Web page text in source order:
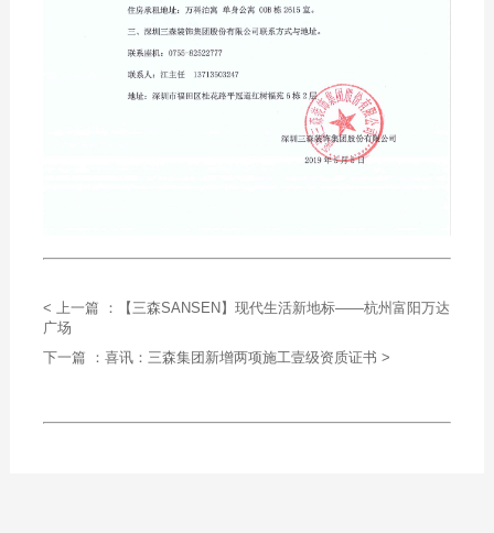
< 上一篇 ：【三森SANSEN】现代生活新地标——杭州富阳万达
广场
下一篇 ：喜讯：三森集团新增两项施工壹级资质证书 >